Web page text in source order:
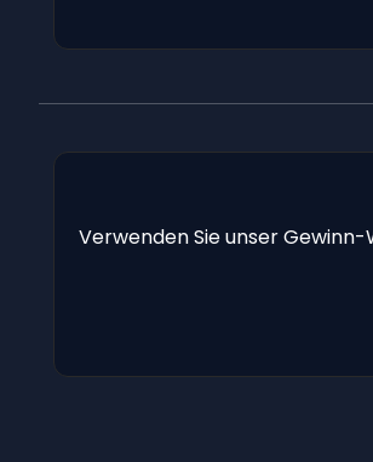
Verwenden Sie unser